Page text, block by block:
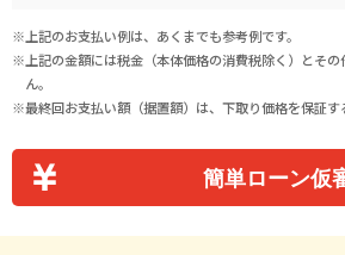
上記のお支払い例は、あくまでも参考例です。
上記の金額には税金（本体価格の消費税除く）とそ
ん。
最終回お支払い額（据置額）は、下取り価格を保証す
簡単ローン仮